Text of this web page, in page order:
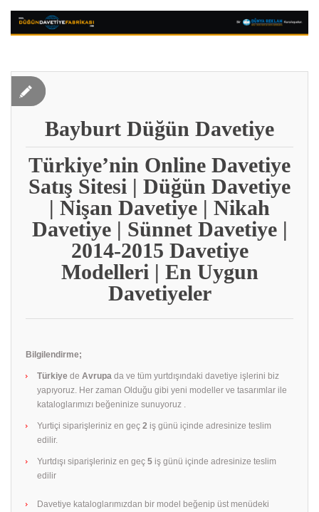
Bayburt Düğün Davetiye
Türkiye’nin Online Davetiye
Satış Sitesi | Düğün Davetiye
| Nişan Davetiye | Nikah
Davetiye | Sünnet Davetiye |
2014-2015 Davetiye
Modelleri | En Uygun
Davetiyeler
Bilgilendirme;
Türkiye de Avrupa da ve tüm yurtdışındaki davetiye işlerini biz
yapıyoruz. Her zaman Olduğu gibi yeni modeller ve tasarımlar ile
kataloglarımızı beğeninize sunuyoruz .
Yurtiçi siparişleriniz en geç 2 iş günü içinde adresinize teslim
edilir.
Yurtdışı siparişleriniz en geç 5 iş günü içinde adresinize teslim
edilir
Davetiye kataloglarımızdan bir model beğenip üst menüdeki